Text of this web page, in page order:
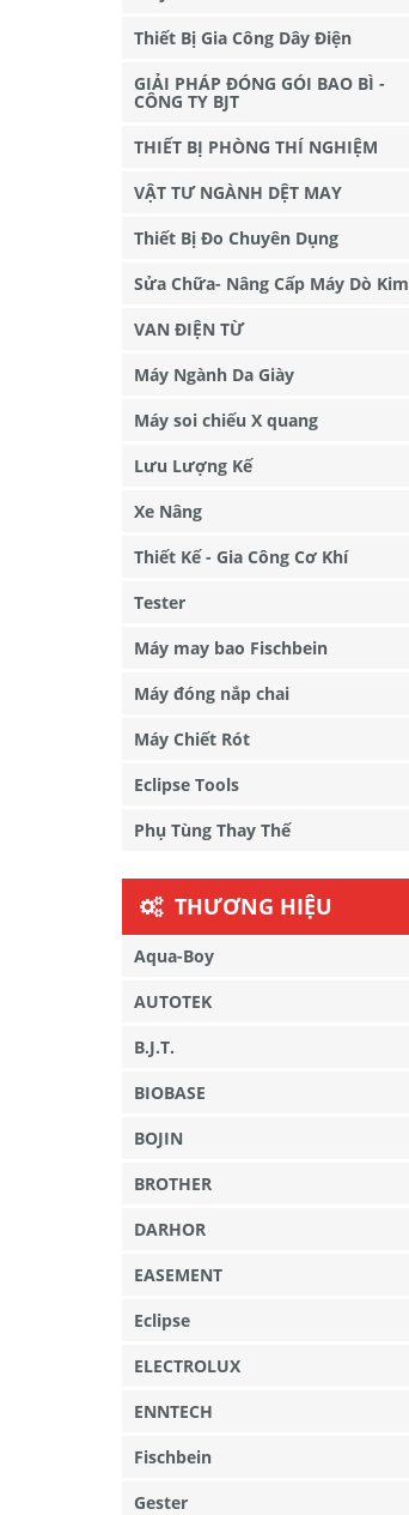
Thiết Bị Gia Công Dây Điện
GIẢI PHÁP ĐÓNG GÓI BAO BÌ -
CÔNG TY BJT
THIẾT BỊ PHÒNG THÍ NGHIỆM
VẬT TƯ NGÀNH DỆT MAY
Thiết Bị Đo Chuyên Dụng
Sửa Chữa- Nâng Cấp Máy Dò Kim
VAN ĐIỆN TỪ
Máy Ngành Da Giày
Máy soi chiếu X quang
Lưu Lượng Kế
Xe Nâng
Thiết Kế - Gia Công Cơ Khí
Tester
Máy may bao Fischbein
Máy đóng nắp chai
Máy Chiết Rót
Eclipse Tools
Phụ Tùng Thay Thế
THƯƠNG HIỆU
Aqua-Boy
AUTOTEK
B.J.T.
BIOBASE
BOJIN
BROTHER
DARHOR
EASEMENT
Eclipse
ELECTROLUX
ENNTECH
Fischbein
Gester